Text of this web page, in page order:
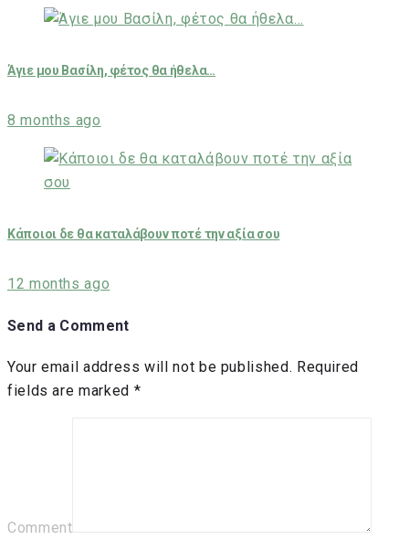
Άγιε μου Βασίλη, φέτος θα ήθελα…
8 months ago
Κάποιοι δε θα καταλάβουν ποτέ την αξία σου
12 months ago
Send a Comment
Your email address will not be published. Required
fields are marked *
Comment